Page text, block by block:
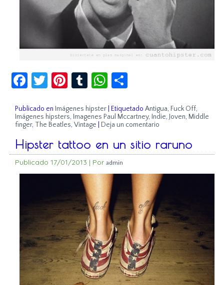
Facebook
Twitter
Pinterest
TumblrWhatsApp
Publicado en Imágenes hipster Etiquetado Antigua, Fuck Off,
Imágenes hipsters, Imagenes Paul Mccartney, Indie, Joven, Middle
finger, The Beatles,Vintage Deja un comentario
Hipster tattoo en un sitio raruno
Publicado 17/01/2013 | Por admin